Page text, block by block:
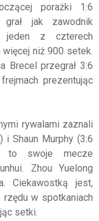
porażki 1:6
jak zawodnik
z czterech
niż 900 setek.
Brecel przegrał 3:6
prezentując
rywalami zaznali
i Shaun Murphy (3:6
to swoje mecze
Zhou Yuelong
Ciekawostką jest,
rzędu w spotkaniach
setki.